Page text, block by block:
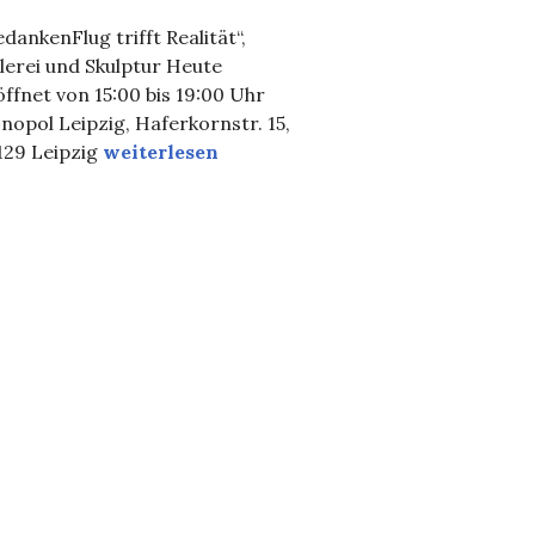
trifft Realität“,
und Skulptur Heute
von 15:00 bis 19:00 Uhr
Leipzig, Haferkornstr. 15,
Leipzig Einladung, Ausstellung Jori Niggemeyer
weiterlesen